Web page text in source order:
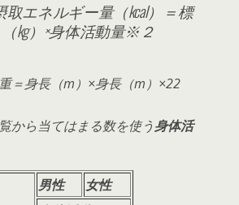
取エネルギー量（kcal）＝標
kg）×身体活動量※２
＝身長（m）×身長（m）×22
から当てはまる数を使う身体活
男性
女性